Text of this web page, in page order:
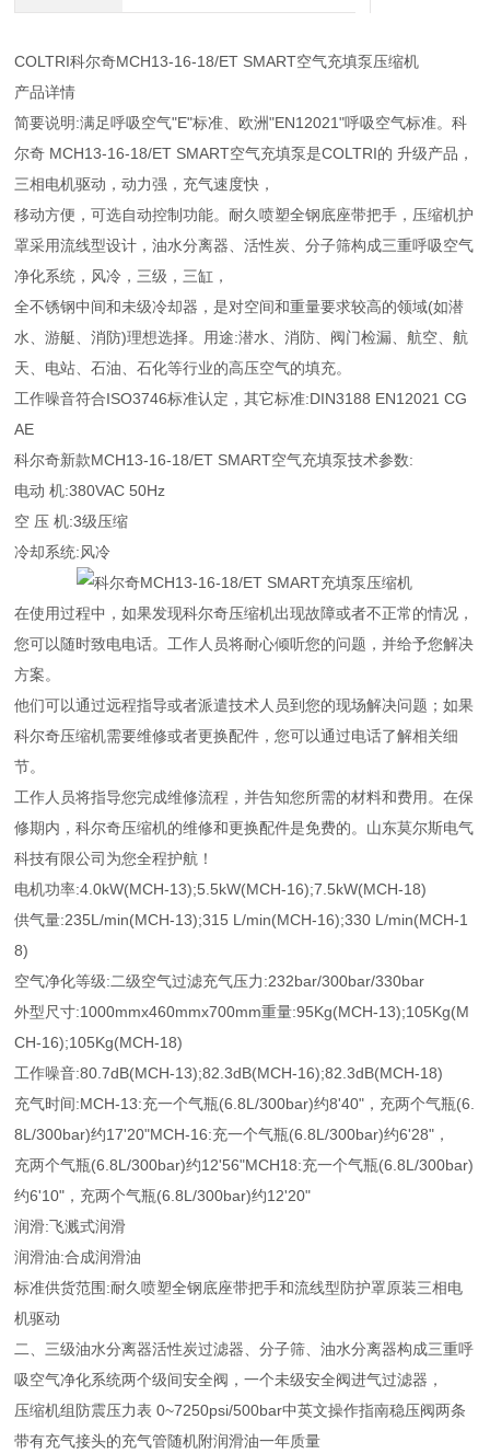
COLTRI科尔奇MCH13-16-18/ET SMART空气充填泵压缩机
产品详情
简要说明:满足呼吸空气"E"标准、欧洲"EN12021"呼吸空气标准。科
尔奇 MCH13-16-18/ET SMART空气充填泵是COLTRI的 升级产品，
三相电机驱动，动力强，充气速度快，
移动方便，可选自动控制功能。耐久喷塑全钢底座带把手，压缩机护
罩采用流线型设计，油水分离器、活性炭、分子筛构成三重呼吸空气
净化系统，风冷，三级，三缸，
全不锈钢中间和未级冷却器，是对空间和重量要求较高的领域(如潜
水、游艇、消防)理想选择。用途:潜水、消防、阀门检漏、航空、航
天、电站、石油、石化等行业的高压空气的填充。
工作噪音符合ISO3746标准认定，其它标准:DIN3188 EN12021 CG
AE
科尔奇新款MCH13-16-18/ET SMART空气充填泵技术参数:
电动 机:380VAC 50Hz
空 压 机:3级压缩
冷却系统:风冷
在使用过程中，如果发现科尔奇压缩机出现故障或者不正常的情况，
您可以随时致电电话。工作人员将耐心倾听您的问题，并给予您解决
方案。
他们可以通过远程指导或者派遣技术人员到您的现场解决问题；如果
科尔奇压缩机需要维修或者更换配件，您可以通过电话了解相关细
节。
工作人员将指导您完成维修流程，并告知您所需的材料和费用。在保
修期内，科尔奇压缩机的维修和更换配件是免费的。山东莫尔斯电气
科技有限公司为您全程护航！
电机功率:4.0kW(MCH-13);5.5kW(MCH-16);7.5kW(MCH-18)
供气量:235L/min(MCH-13);315 L/min(MCH-16);330 L/min(MCH-1
8)
空气净化等级:二级空气过滤充气压力:232bar/300bar/330bar
外型尺寸:1000mmx460mmx700mm重量:95Kg(MCH-13);105Kg(M
CH-16);105Kg(MCH-18)
工作噪音:80.7dB(MCH-13);82.3dB(MCH-16);82.3dB(MCH-18)
充气时间:MCH-13:充一个气瓶(6.8L/300bar)约8'40"，充两个气瓶(6.
8L/300bar)约17'20"MCH-16:充一个气瓶(6.8L/300bar)约6'28"，
充两个气瓶(6.8L/300bar)约12'56"MCH18:充一个气瓶(6.8L/300bar)
约6'10"，充两个气瓶(6.8L/300bar)约12'20"
润滑:飞溅式润滑
润滑油:合成润滑油
标准供货范围:耐久喷塑全钢底座带把手和流线型防护罩原装三相电
机驱动
二、三级油水分离器活性炭过滤器、分子筛、油水分离器构成三重呼
吸空气净化系统两个级间安全阀，一个未级安全阀进气过滤器，
压缩机组防震压力表 0~7250psi/500bar中英文操作指南稳压阀两条
带有充气接头的充气管随机附润滑油一年质量